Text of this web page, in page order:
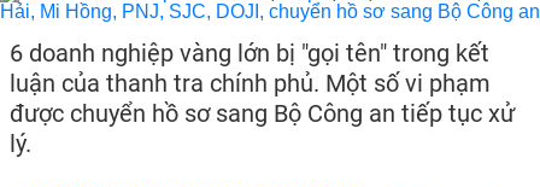
6 doanh nghiệp vàng lớn bị "gọi tên" trong kết
luận của thanh tra chính phủ. Một số vi phạm
được chuyển hồ sơ sang Bộ Công an tiếp tục xử
lý.